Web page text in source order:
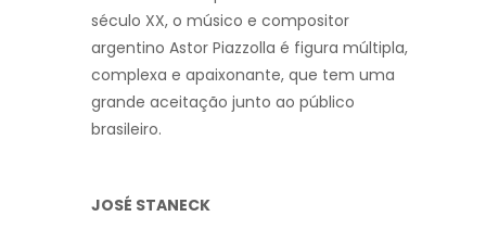
século XX, o músico e compositor
argentino Astor Piazzolla é figura múltipla,
complexa e apaixonante, que tem uma
grande aceitação junto ao público
brasileiro.
JOSÉ STANECK